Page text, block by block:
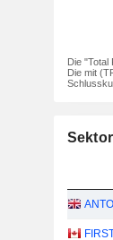
Die "Total
Die mit